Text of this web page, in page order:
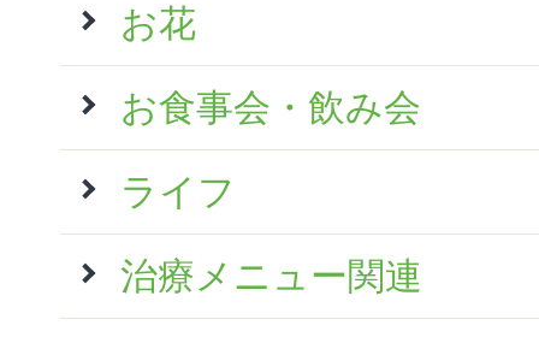
お花
お食事会・飲み会
ライフ
治療メニュー関連